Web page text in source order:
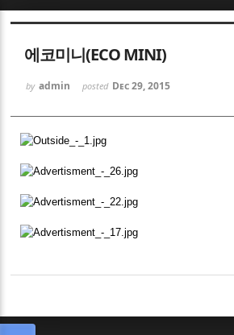
에코미니(ECO MINI)
by admin posted Dec 29, 2015
Sketchbook5, 스케치북5
Sketchbook5, 스케치북5